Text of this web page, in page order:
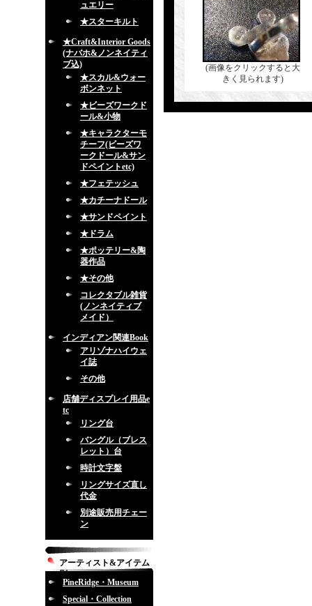
ュエリー
★スターキルト
★Craft&Interior Goods
(ナバホ&ノンネイティ
ブ込)
★スカル&ウォー
ボンネット
★ビーズワークド
ール&小物
★キャラクターモ
チーフ(ビーズワ
ークドール&サン
ドペイントetc)
★フェテッシュ
★カチーナドール
★サンドペイント
★ドラム
★ポッテリー&陶
器作品
★その他
コレクタブル雑貨
(ノンネイティブ
メイド）
インディアン関連Book
アリゾナハイウェ
イ誌
その他
店舗ディスプレイ用品e
tc
リング台
バングル（ブレス
レット）台
時計文字盤
リングサイズ直し
代金
別途販売用チェー
ン
アーティスト&アイテム
別
PineRidge・Museum
Special・Collection
(画像をクリックすると大
きく見られます)